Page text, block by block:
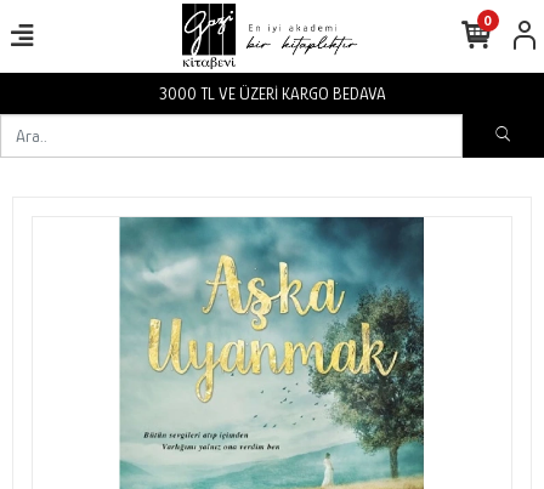
3000 TL VE ÜZERİ KARGO BEDAVA
0